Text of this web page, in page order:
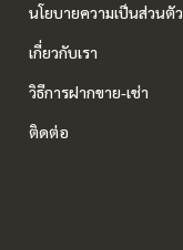
นโยบายความเป็นส่วนตัว
เกี่ยวกับเรา
วิธีการฝากขาย-เช่า
ติดต่อ